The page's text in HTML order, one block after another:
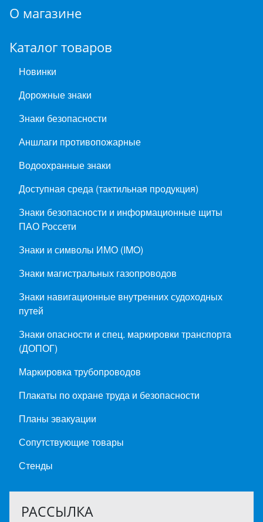
О магазине
Каталог товаров
Новинки
Дорожные знаки
Знаки безопасности
Аншлаги противопожарные
Водоохранные знаки
Доступная среда (тактильная продукция)
Знаки безопасности и информационные щиты
ПАО Россети
Знаки и символы ИМО (IMO)
Знаки магистральных газопроводов
Знаки навигационные внутренних судоходных
путей
Знаки опасности и спец. маркировки транспорта
(ДОПОГ)
Маркировка трубопроводов
Плакаты по охране труда и безопасности
Планы эвакуации
Сопутствующие товары
Стенды
РАССЫЛКА